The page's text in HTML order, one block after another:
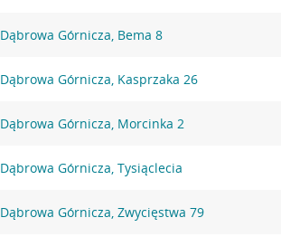
Dąbrowa Górnicza, Bema 8
Dąbrowa Górnicza, Kasprzaka 26
Dąbrowa Górnicza, Morcinka 2
Dąbrowa Górnicza, Tysiąclecia
Dąbrowa Górnicza, Zwycięstwa 79